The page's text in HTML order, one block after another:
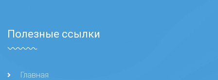
Полезные ссылки
Главная